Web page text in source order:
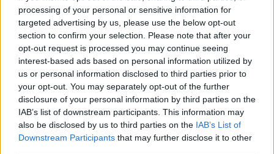
processing of your personal or sensitive information for
targeted advertising by us, please use the below opt-out
section to confirm your selection. Please note that after your
opt-out request is processed you may continue seeing
interest-based ads based on personal information utilized by
us or personal information disclosed to third parties prior to
your opt-out. You may separately opt-out of the further
disclosure of your personal information by third parties on the
IAB’s list of downstream participants. This information may
also be disclosed by us to third parties on the IAB’s List of
Downstream Participants that may further disclose it to other
ΘΡΑΚΙΚΗ ΑΓΟΡΑ : 30 ΙΟΥΛΙΟΥ 2026